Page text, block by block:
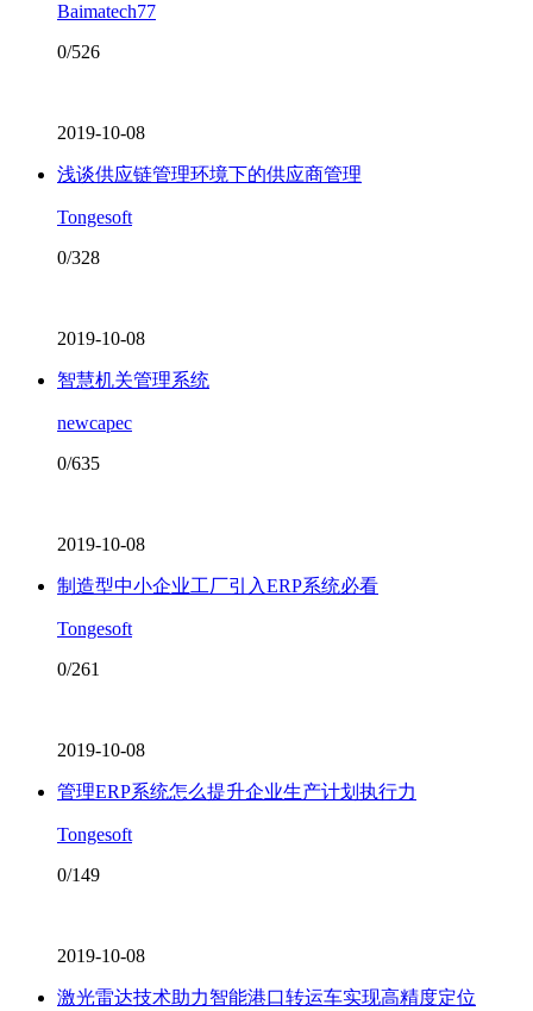
Baimatech77
0/526
2019-10-08
浅谈供应链管理环境下的供应商管理
Tongesoft
0/328
2019-10-08
智慧机关管理系统
newcapec
0/635
2019-10-08
制造型中小企业工厂引入ERP系统必看
Tongesoft
0/261
2019-10-08
管理ERP系统怎么提升企业生产计划执行力
Tongesoft
0/149
2019-10-08
激光雷达技术助力智能港口转运车实现高精度定位